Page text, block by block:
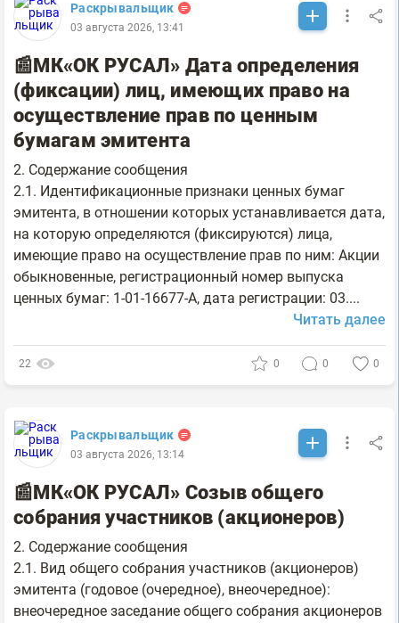
Раскрывальщик
03 августа 2026, 13:41
📰МК«ОК РУСАЛ» Дата определения
(фиксации) лиц, имеющих право на
осуществление прав по ценным
бумагам эмитента
2. Содержание сообщения
2.1. Идентификационные признаки ценных бумаг
эмитента, в отношении которых устанавливается дата,
на которую определяются (фиксируются) лица,
имеющие право на осуществление прав по ним: Акции
обыкновенные, регистрационный номер выпуска
ценных бумаг: 1-01-16677-A, дата регистрации: 03....
Читать далее
22 0 0 0
Раскрывальщик
03 августа 2026, 13:14
📰МК«ОК РУСАЛ» Созыв общего
собрания участников (акционеров)
2. Содержание сообщения
2.1. Вид общего собрания участников (акционеров)
эмитента (годовое (очередное), внеочередное):
внеочередное заседание общего собрания акционеров